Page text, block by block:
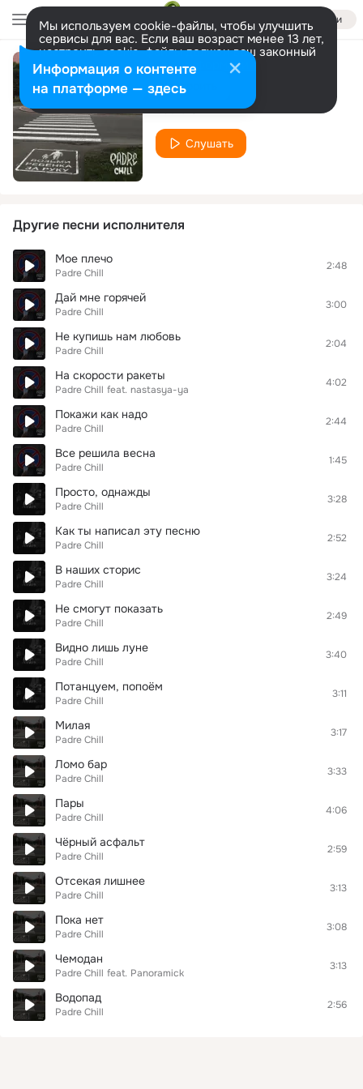
Войти
Мы используем cookie-файлы, чтобы улучшить
сервисы для вас. Если ваш возраст менее 13 лет,
настроить cookie-файлы должен ваш законный
представитель. Больше информации
Разрешить все Настроить
Багз Банни
Padre Chill
Слушать
Другие песни исполнителя
Мое плечо
Padre Chill
2:48
Дай мне горячей
Padre Chill
3:00
Не купишь нам любовь
Padre Chill
2:04
На скорости ракеты
Padre Chill feat. nastasya-ya
4:02
Покажи как надо
Padre Chill
2:44
Все решила весна
Padre Chill
1:45
Просто, однажды
Padre Chill
3:28
Как ты написал эту песню
Padre Chill
2:52
В наших сторис
Padre Chill
3:24
Не смогут показать
Padre Chill
2:49
Видно лишь луне
Padre Chill
3:40
Потанцуем, попоём
Padre Chill
3:11
Милая
Padre Chill
3:17
Ломо бар
Padre Chill
3:33
Пары
Padre Chill
4:06
Чёрный асфальт
Padre Chill
2:59
Отсекая лишнее
Padre Chill
3:13
Пока нет
Padre Chill
3:08
Чемодан
Padre Chill feat. Panoramick
3:13
Водопад
Padre Chill
2:56
Информация о контенте
на платформе — здесь